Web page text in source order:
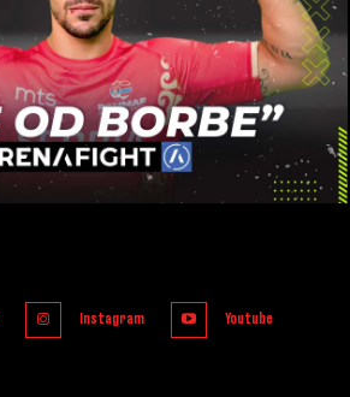
Instagram Youtube